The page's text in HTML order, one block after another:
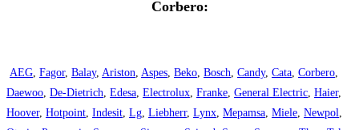
Corbero:
AEG, Fagor, Balay, Ariston, Aspes, Beko, Bosch, Candy, Cata, Corbero,
Daewoo, De-Dietrich, Edesa, Electrolux, Franke, General Electric, Haier,
Hoover, Hotpoint, Indesit, Lg, Liebherr, Lynx, Mepamsa, Miele, Newpol,